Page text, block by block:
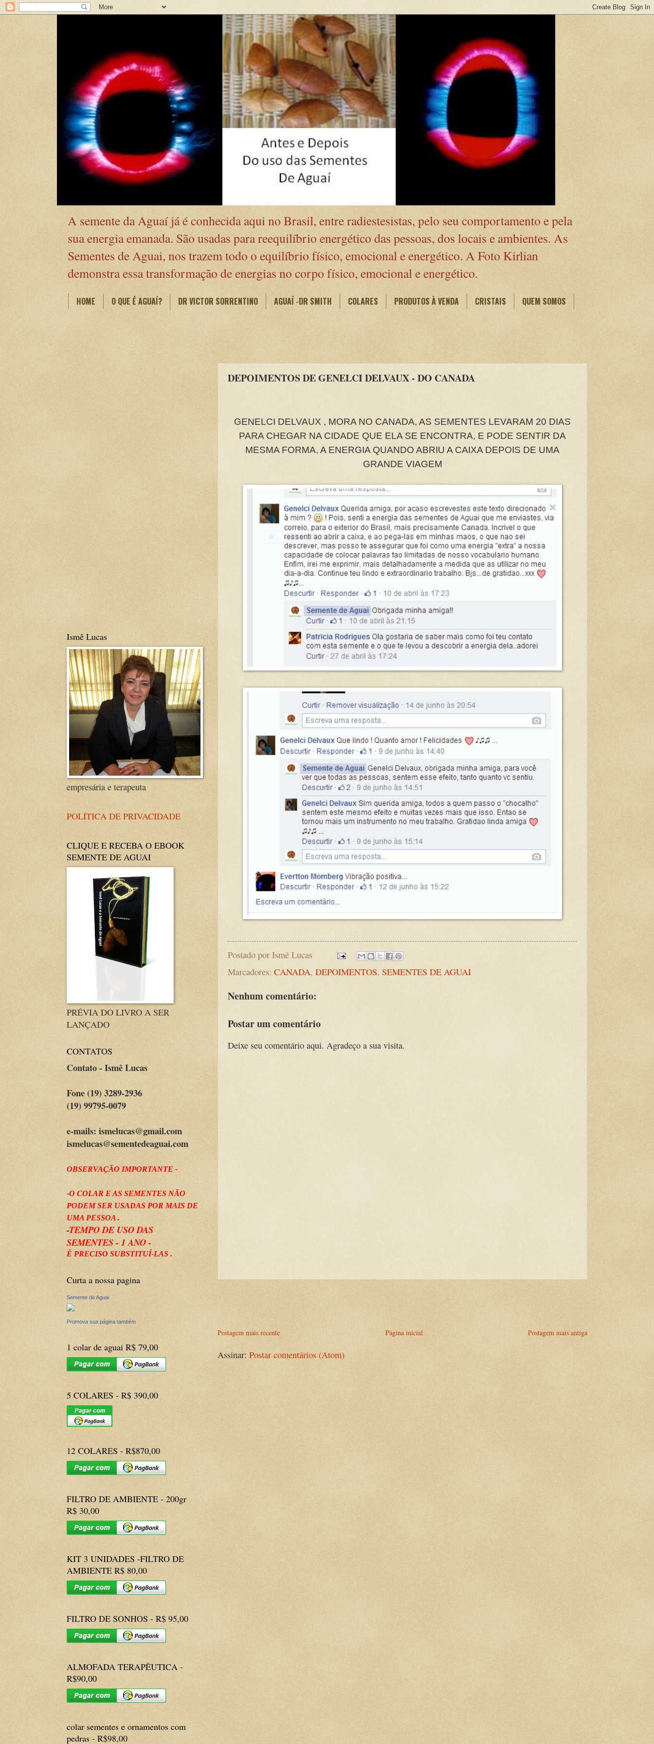
A semente da Aguaí já é conhecida aqui no Brasil, entre radiestesistas, pelo seu comportamento e pela
sua energia emanada. São usadas para reequilíbrio energético das pessoas, dos locais e ambientes. As
Sementes de Aguai, nos trazem todo o equilíbrio físico, emocional e energético. A Foto Kirlian
demonstra essa transformação de energias no corpo físico, emocional e energético.
HOME O QUE É AGUAÍ? DR VICTOR SORRENTINO AGUAÍ -DR SMITH COLARES PRODUTOS À VENDA CRISTAIS
QUEM SOMOS
DEPOIMENTOS DE GENELCI DELVAUX - DO CANADA
GENELCI DELVAUX , MORA NO CANADA, AS SEMENTES LEVARAM 20 DIAS
PARA CHEGAR NA CIDADE QUE ELA SE ENCONTRA, E PODE SENTIR DA
MESMA FORMA, A ENERGIA QUANDO ABRIU A CAIXA DEPOIS DE UMA
GRANDE VIAGEM
Postado por Ismê Lucas
Marcadores: CANADA, DEPOIMENTOS, SEMENTES DE AGUAI
Nenhum comentário:
Postar um comentário
Deixe seu comentário aqui. Agradeço a sua visita.
Postagem mais recente Postagem mais antiga
Página inicial
Assinar: Postar comentários (Atom)
Ismê Lucas
empresária e terapeuta
POLÍTICA DE PRIVACIDADE
CLIQUE E RECEBA O EBOOK
SEMENTE DE AGUAI
PRÉVIA DO LIVRO A SER
LANÇADO
CONTATOS
Contato - Ismê Lucas
Fone (19) 3289-2936
(19) 99795-0079
e-mails: ismelucas@gmail.com
ismelucas@sementedeaguai.com
OBSERVAÇÃO IMPORTANTE -
-O COLAR E AS SEMENTES NÃO
PODEM SER USADAS POR MAIS DE
UMA PESSOA .
-TEMPO DE USO DAS
SEMENTES - 1 ANO -
É PRECISO SUBSTITUÍ-LAS .
Curta a nossa pagina
Semente de Aguai
Promova sua página também
1 colar de aguai R$ 79,00
5 COLARES - R$ 390,00
12 COLARES - R$870,00
FILTRO DE AMBIENTE - 200gr
R$ 30,00
KIT 3 UNIDADES -FILTRO DE
AMBIENTE R$ 80,00
FILTRO DE SONHOS - R$ 95,00
ALMOFADA TERAPÊUTICA -
R$90,00
colar sementes e ornamentos com
pedras - R$98,00